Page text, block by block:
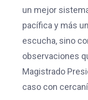
un mejor
pacífica y más
escucha, sino
observaciones
Magistrado
caso con